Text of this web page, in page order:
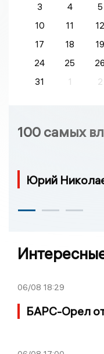
3
4 5
10
11 12
17
18 19
24
25 26
31
1 2
100 самых
Юрий
06/08 18:29
БАРС-Орел